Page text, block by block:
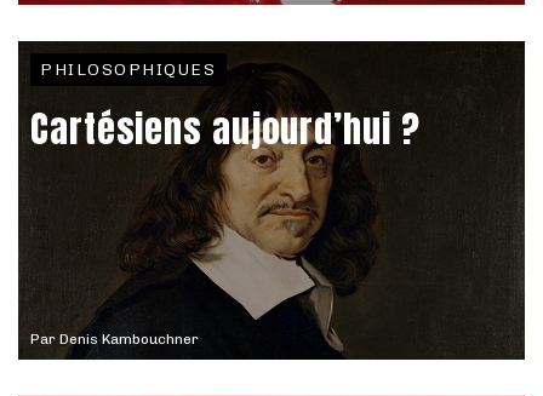
Par Denis Kambouchner
PHILOSOPHIQUES
Cartésiens aujourd’hui ?